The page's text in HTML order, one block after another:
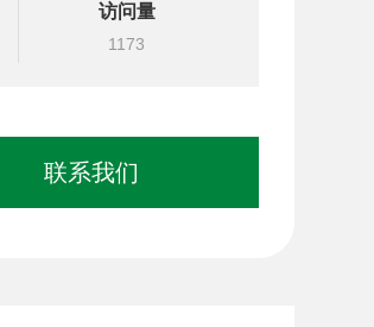
访问量
1173
联系我们